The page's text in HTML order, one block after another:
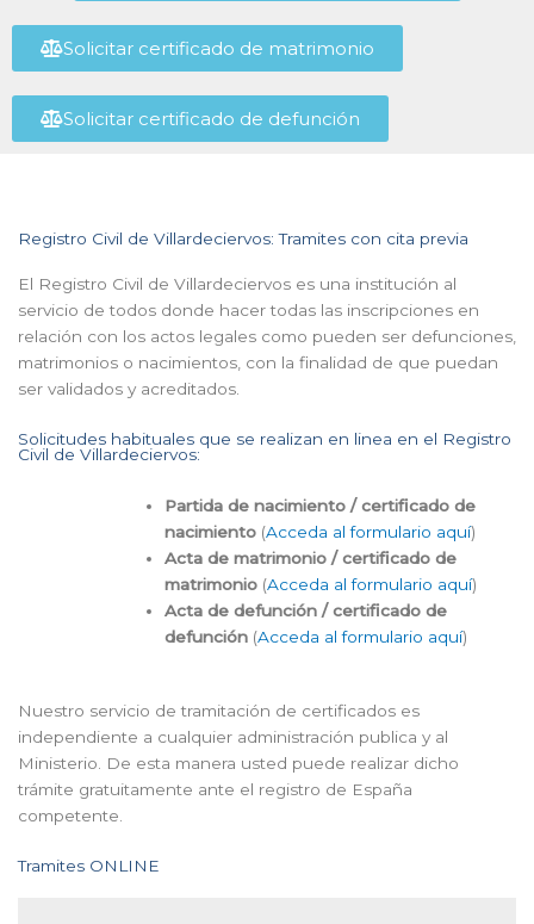
Solicitar certificado de matrimonio
Solicitar certificado de defunción
Registro Civil de Villardeciervos: Tramites con cita previa
El Registro Civil de Villardeciervos es una institución al
servicio de todos donde hacer todas las inscripciones en
relación con los actos legales como pueden ser defunciones,
matrimonios o nacimientos, con la finalidad de que puedan
ser validados y acreditados.
Solicitudes habituales que se realizan en linea en el Registro
Civil de Villardeciervos:
Partida de nacimiento / certificado de
nacimiento (Acceda al formulario aquí)
Acta de matrimonio / certificado de
matrimonio (Acceda al formulario aquí)
Acta de defunción / certificado de
defunción (Acceda al formulario aquí)
Nuestro servicio de tramitación de certificados es
independiente a cualquier administración publica y al
Ministerio. De esta manera usted puede realizar dicho
trámite gratuitamente ante el registro de España
competente.
Tramites ONLINE